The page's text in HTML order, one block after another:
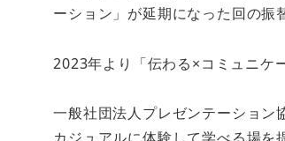
ーション」が延期になった回の振
2023年より「伝わる×コミュニケ
一般社団法人プレゼンテーショ